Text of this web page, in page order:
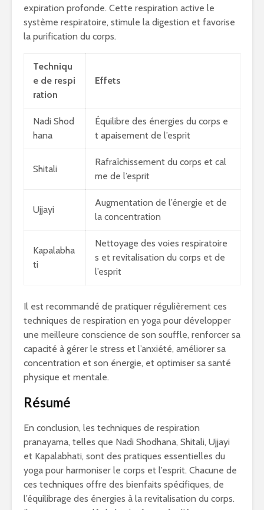
expiration profonde. Cette respiration active le
système respiratoire, stimule la digestion et favorise
la purification du corps.
Techniqu
e de respi
ration
Effets
Nadi Shod
hana
Équilibre des énergies du corps e
t apaisement de l’esprit
Shitali
Rafraîchissement du corps et cal
me de l’esprit
Ujjayi
Augmentation de l’énergie et de
la concentration
Kapalabha
ti
Nettoyage des voies respiratoire
s et revitalisation du corps et de
l’esprit
Il est recommandé de pratiquer régulièrement ces
techniques de respiration en yoga pour développer
une meilleure conscience de son souffle, renforcer sa
capacité à gérer le stress et l’anxiété, améliorer sa
concentration et son énergie, et optimiser sa santé
physique et mentale.
Résumé
En conclusion, les techniques de respiration
pranayama, telles que Nadi Shodhana, Shitali, Ujjayi
et Kapalabhati, sont des pratiques essentielles du
yoga pour harmoniser le corps et l’esprit. Chacune de
ces techniques offre des bienfaits spécifiques, de
l’équilibrage des énergies à la revitalisation du corps.